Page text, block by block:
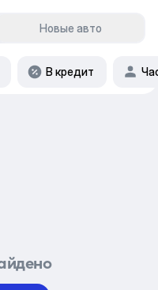
Новые авто
В кредит